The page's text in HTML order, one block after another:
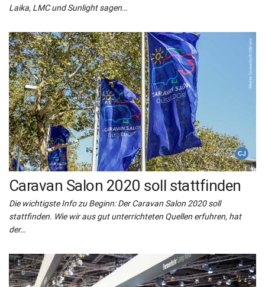
Laika, LMC und Sunlight sagen…
Caravan Salon 2020 soll stattfinden
Die wichtigste Info zu Beginn: Der Caravan Salon 2020 soll
stattfinden. Wie wir aus gut unterrichteten Quellen erfuhren, hat
der…